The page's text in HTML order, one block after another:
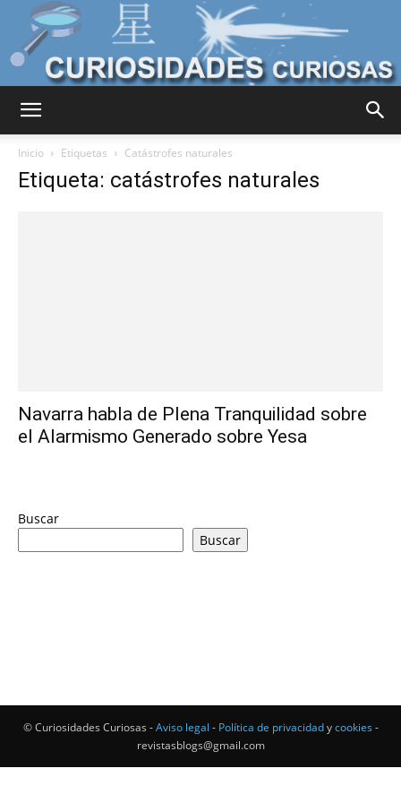
Inicio Etiquetas Catástrofes naturales
Etiqueta: catástrofes naturales
Navarra habla de Plena Tranquilidad sobre
el Alarmismo Generado sobre Yesa
Buscar
Buscar
© Curiosidades Curiosas -Aviso legal - Política de privacidadycookies -
revistasblogs@gmail.com